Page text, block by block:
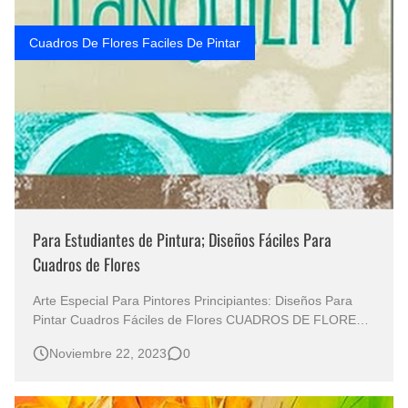
Cuadros De Flores Faciles De Pintar
Para Estudiantes de Pintura; Diseños Fáciles Para
Cuadros de Flores
Arte Especial Para Pintores Principiantes: Diseños Para
Pintar Cuadros Fáciles de Flores CUADROS DE FLORES
Para estudiantes de Pintura Cuadros Minimalistas
Woods ( EE-UU) Bonitos C…
Noviembre 22, 2023 0